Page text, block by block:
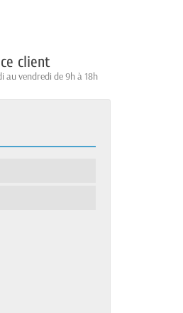
client
au vendredi de 9h à 18h